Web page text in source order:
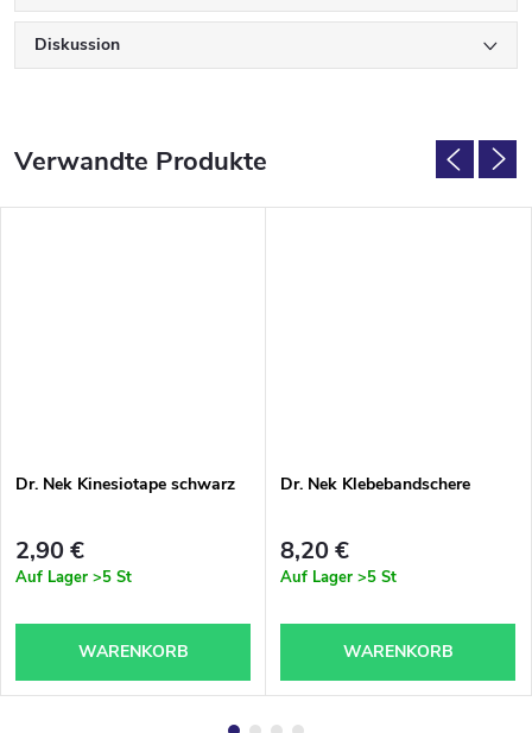
Diskussion
Verwandte Produkte
Dr. Nek Kinesiotape schwarz
2,90 €
Auf Lager >5 St
WARENKORB
Dr. Nek Klebebandschere
8,20 €
Auf Lager >5 St
WARENKORB